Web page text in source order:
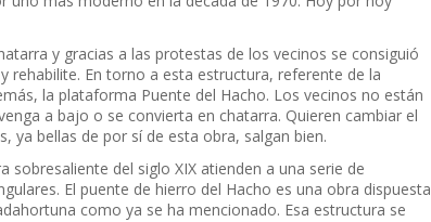
y gracias a las protestas de los vecinos se consiguió
rehabilite. En torno a esta estructura, referente de la
la plataforma Puente del Hacho. Los vecinos no están
a bajo o se convierta en chatarra. Quieren cambiar el
ya bellas de por sí de esta obra, salgan bien.
del siglo XIX atienden a una serie de
El puente de hierro del Hacho es una obra dispuesta
como ya se ha mencionado. Esa estructura se